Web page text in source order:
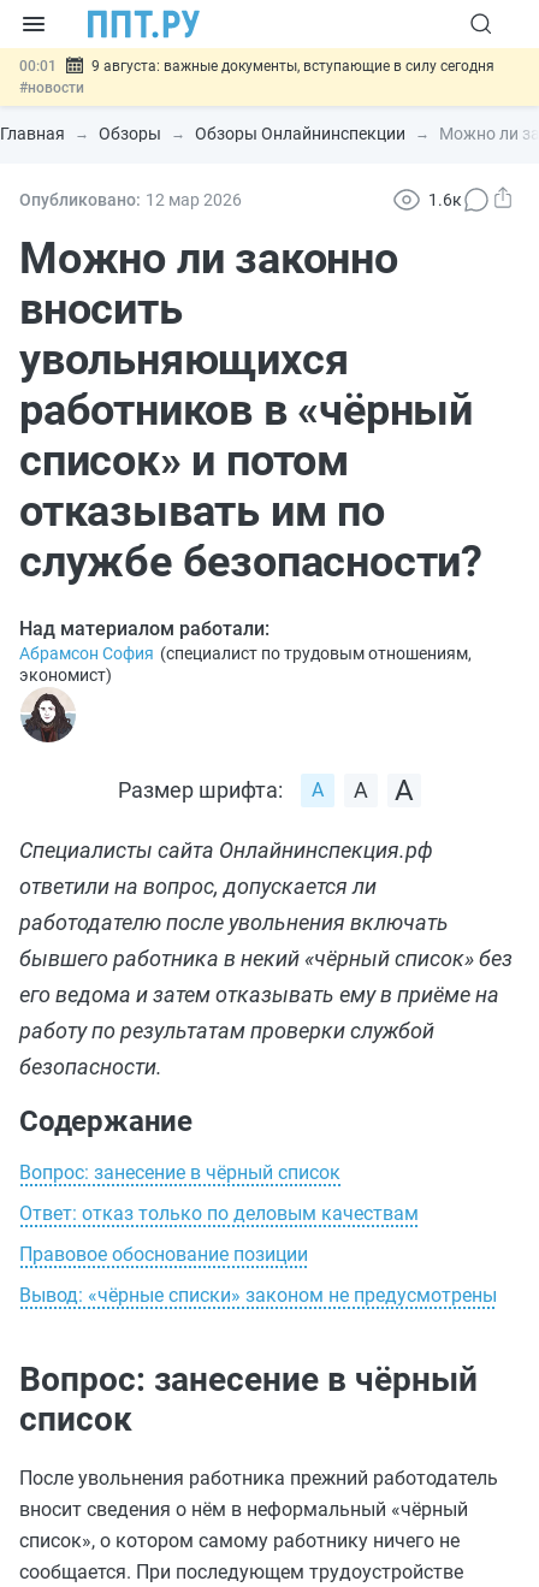
00:01
9 августа: важные документы, вступающие в силу сегодня
#новости
07.08 Подписан закон о блокировке продажи опасных товаров через
«Честный знак»#новости
07.08 Госпошлину за устранение ошибок в документах предлагают
07.08
отношений #новости
Главная Обзоры Обзоры Онлайнинспекции Можно ли
Опубликовано: 12 мар 2026 1.6к
Можно ли законно
вносить
увольняющихся
работников в «чёрный
список» и потом
отказывать им по
службе безопасности?
Над материалом работали:
Абрамсон София (специалист по трудовым отношениям,
экономист)
Размер шрифта:
Специалисты сайта Онлайнинспекция.рф
ответили на вопрос, допускается ли
работодателю после увольнения включать
бывшего работника в некий «чёрный список» без
его ведома и затем отказывать ему в приёме на
работу по результатам проверки службой
безопасности.
Содержание
Вопрос: занесение в чёрный список
Ответ: отказ только по деловым качествам
Правовое обоснование позиции
Вывод: «чёрные списки» законом не предусмотрены
Вопрос: занесение в чёрный
список
После увольнения работника прежний работодатель
вносит сведения о нём в неформальный «чёрный
список», о котором самому работнику ничего не
сообщается. При последующем трудоустройстве